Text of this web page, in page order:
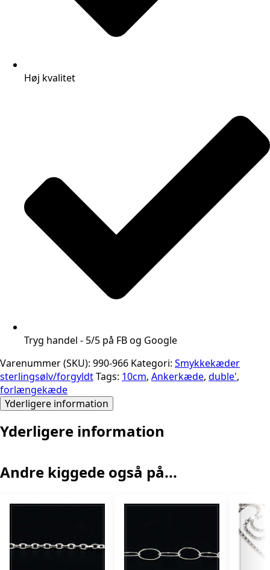
Høj kvalitet
Tryg handel - 5/5 på FB og Google
Varenummer (SKU): 990-966 Kategori: Smykkekæder
sterlingsølv/forgyldtTags: 10cm, Ankerkæde, duble',
forlængekæde
Yderligere information
Yderligere information
Andre kiggede også på...